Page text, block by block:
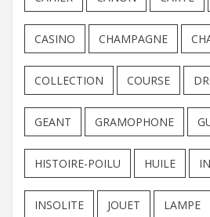
CASINO CHAMPAGNE
COLLECTION COURSE
GEANT GRAMOPHONE
HISTOIRE-POILU HUILE
INSOLITE JOUET LAMPE